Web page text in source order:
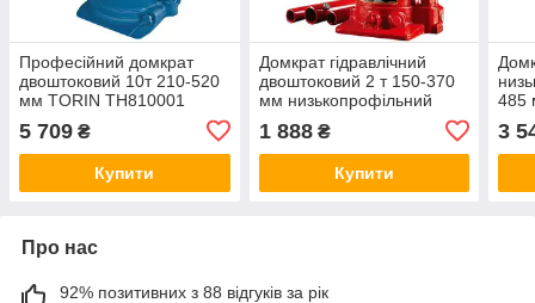
Професійний домкрат
двоштоковий 10т 210-520
мм TORIN TH810001
5 709 ₴
Купити
Домкрат гідравлічний
двоштоковий 2 т 150-370
мм низькопрофільний
1 888₴
Купити
485
3
Про нас
92% позитивних з 88 відгуків за рік